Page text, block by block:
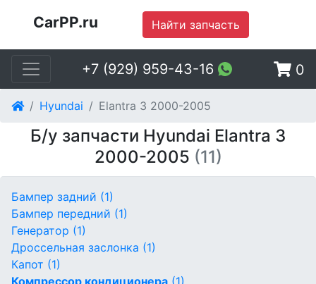
CarPP.ru Найти запчасть
+7 (929) 959-43-16 0
Hyundai Elantra 3 2000-2005
Б/у запчасти Hyundai Elantra 3
2000-2005 (11)
Бампер задний (1)
Бампер передний (1)
Генератор (1)
Дроссельная заслонка (1)
Капот (1)
Компрессор кондиционера (1)